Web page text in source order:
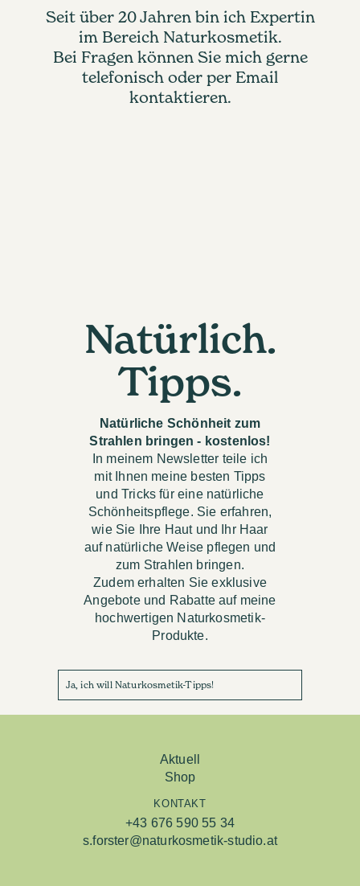
Seit über 20 Jahren bin ich Expertin
im Bereich Naturkosmetik.
Bei Fragen können Sie mich gerne
telefonisch oder per Email
kontaktieren.
Natürlich.
Tipps.
Natürliche Schönheit zum
Strahlen bringen - kostenlos!
In meinem Newsletter teile ich
mit Ihnen meine besten Tipps
und Tricks für eine natürliche
Schönheitspflege. Sie erfahren,
wie Sie Ihre Haut und Ihr Haar
auf natürliche Weise pflegen und
zum Strahlen bringen.
Zudem erhalten Sie exklusive
Angebote und Rabatte auf meine
hochwertigen Naturkosmetik-
Produkte.
Ja, ich will Naturkosmetik-Tipps!
Aktuell
Shop
KONTAKT
+43 676 590 55 34
s.forster@naturkosmetik-studio.at